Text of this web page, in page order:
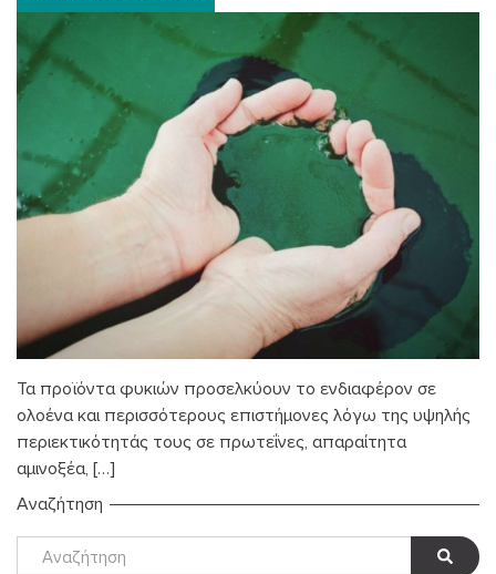
Τα προϊόντα φυκιών προσελκύουν το ενδιαφέρον σε
ολοένα και περισσότερους επιστήμονες λόγω της υψηλής
περιεκτικότητάς τους σε πρωτεΐνες, απαραίτητα
αμινοξέα, […]
Αναζήτηση